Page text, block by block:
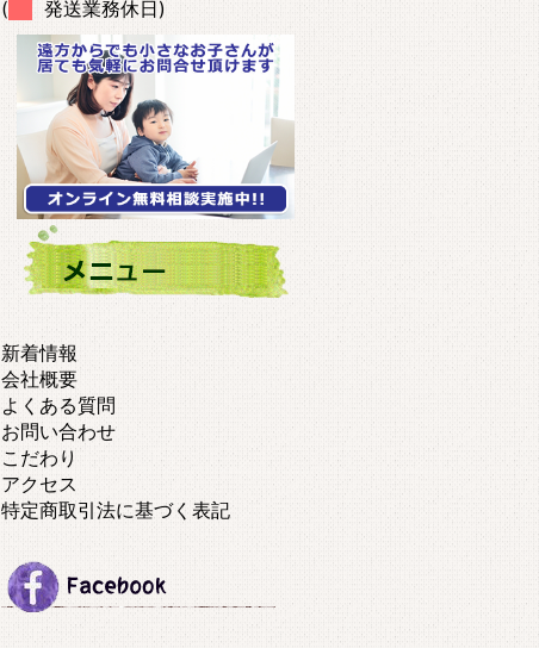
( 発送業務休日)
新着情報
会社概要
よくある質問
お問い合わせ
こだわり
アクセス
特定商取引法に基づく表記